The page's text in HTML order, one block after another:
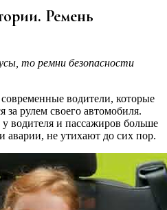
Ремень
то ремни безопасности
водители, которые
за рулем своего автомобиля.
водителя и пассажиров больше
аварии, не утихают до сих пор.